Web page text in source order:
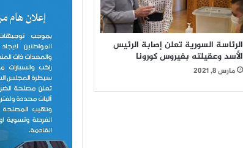
الرئاسة السورية تعلن إصابة الرئيس
الأسد وعقيلته بفيروس كورونا
مارس 8, 2021